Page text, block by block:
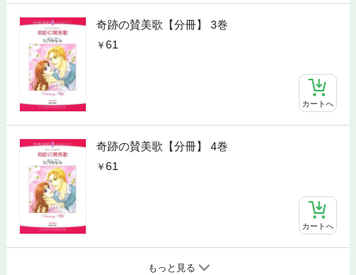
奇跡の賛美歌【分冊】 3巻
61
カートへ
奇跡の賛美歌【分冊】 4巻
61
カートへ
もっと見る